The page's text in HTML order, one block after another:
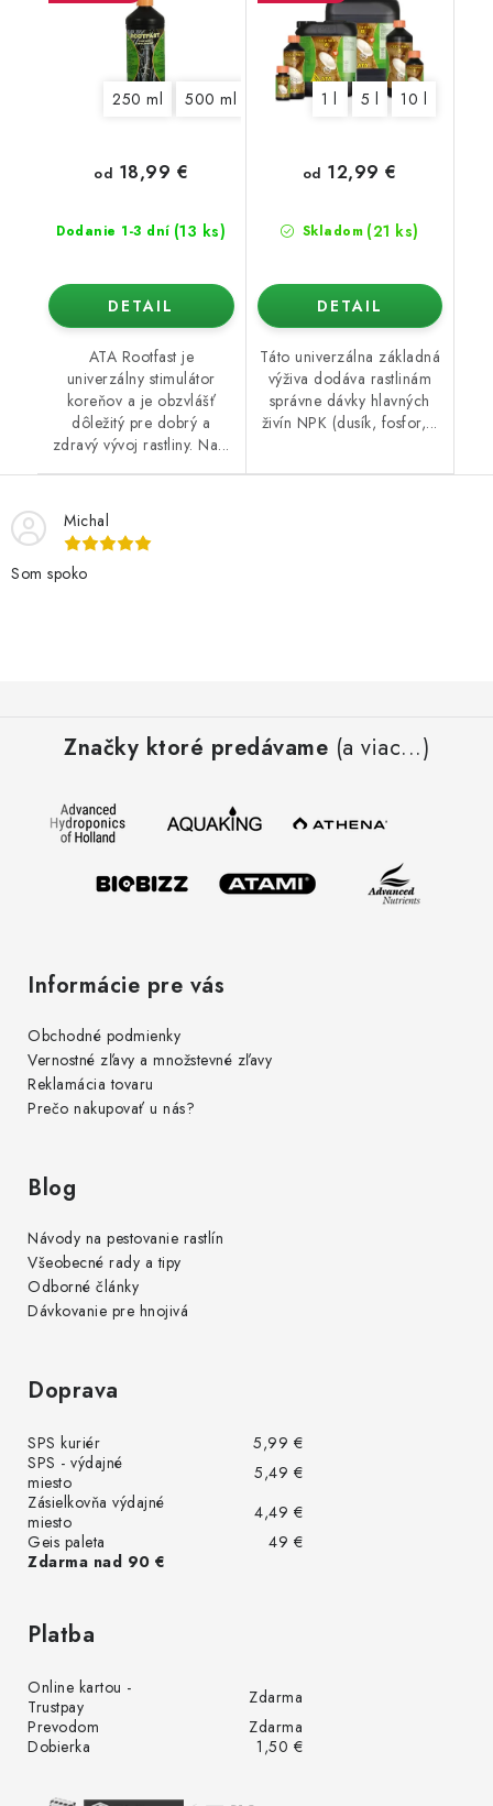
250 ml 500 ml 1 l 5 l
Dodanie 1-3 dní (13 ks)
od 18,99 €
DETAIL
ATA Rootfast je
univerzálny stimulátor
koreňov a je obzvlášť
dôležitý pre dobrý a
zdravý vývoj rastliny. Na...
1 l 5 l 10 l
Skladom (21 ks)
od 12,99 €
DETAIL
Táto univerzálna základná
výživa dodáva rastlinám
správne dávky hlavných
živín NPK (dusík, fosfor,...
Michal
Som spoko
Značky ktoré predávame (a viac...)
Informácie pre vás
Obchodné podmienky
Vernostné zľavy a množstevné zľavy
Reklamácia tovaru
Prečo nakupovať u nás?
Blog
Návody na pestovanie rastlín
Všeobecné rady a tipy
Odborné články
Dávkovanie pre hnojivá
Doprava
SPS kuriér
5,99 €
SPS - výdajné
miesto
5,49 €
Zásielkovňa výdajné
miesto
4,49 €
Geis paleta
49 €
Zdarma nad 90 €
Platba
Online kartou -
Trustpay
Zdarma
Prevodom
Zdarma
Dobierka
1,50 €